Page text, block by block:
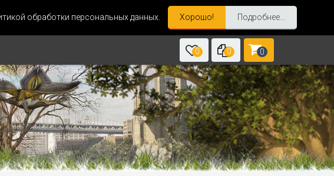
обработки персональных данных. Хорошо! Подробнее...
0 0 0